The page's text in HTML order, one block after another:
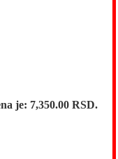
je: 7,350.00 RSD.